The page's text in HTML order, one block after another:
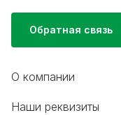
Обратная связь
О компании
Наши реквизиты